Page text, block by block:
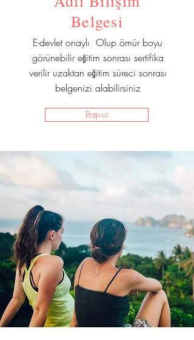
Belgesi
E-devlet onaylı Olup ömür boyu
görünebilir eğitim sonrası sertifika
verilir uzaktan eğitim süreci sonrası
belgenizi alabilirsiniz
Başvur